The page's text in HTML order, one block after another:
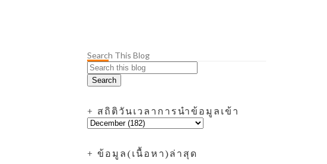
Search This Blog
+ สถิติวันเวลาการนำข้อมูลเข้า
+ ข้อมูล(เนื้อหา)ล่าสุด